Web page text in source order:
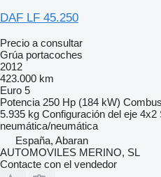
DAF LF 45.250
Precio a consultar
Grúa portacoches
2012
423.000 km
Euro 5
Potencia 250 Hp (184 kW)
5.935 kg Configuración del eje 4x2
neumática/neumática
España, Abaran
AUTOMOVILES MERINO, SL
Contacte con el vendedor